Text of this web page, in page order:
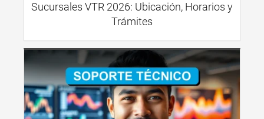
Sucursales VTR 2026: Ubicación, Horarios y
Trámites